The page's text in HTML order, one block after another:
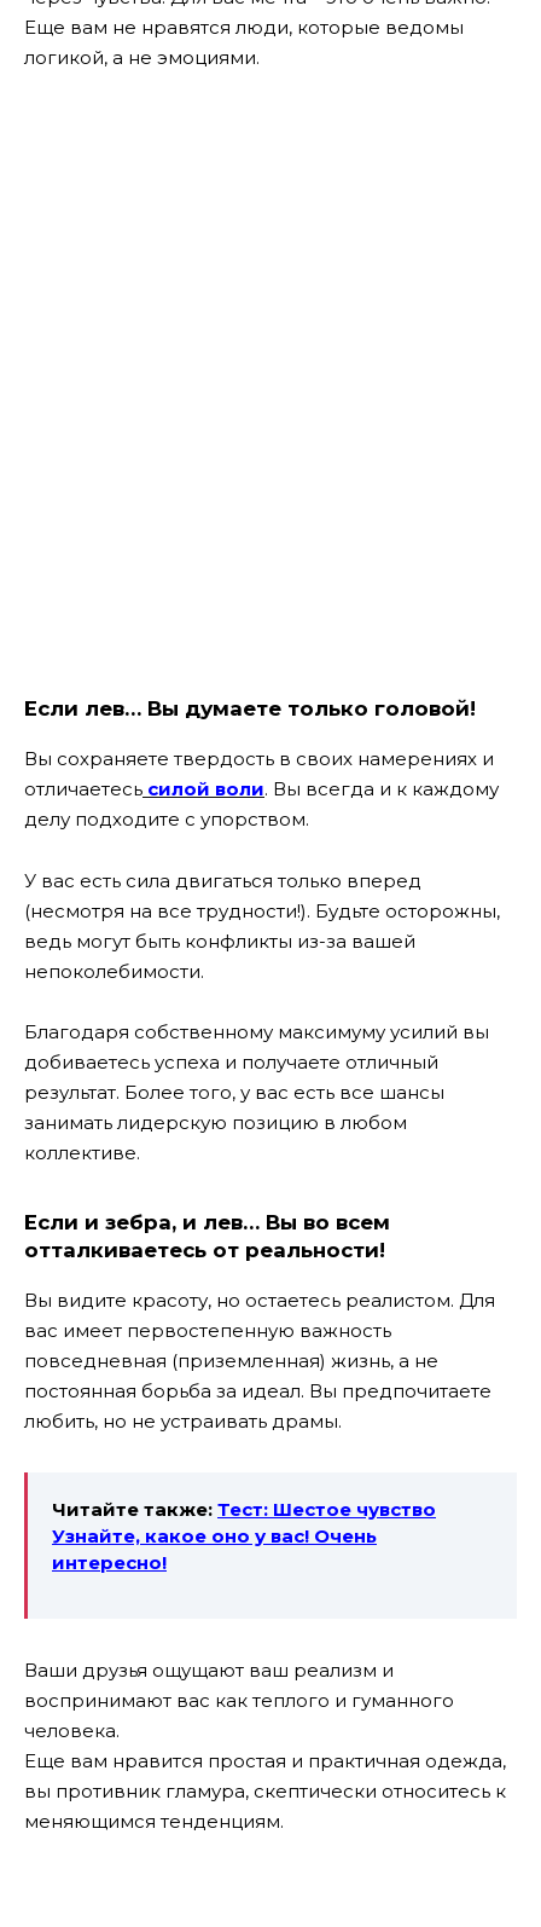
Еще вам не нравятся люди, которые ведомы
логикой, а не эмоциями.
Если лев… Вы думаете только головой!
Вы сохраняете твердость в своих намерениях и
отличаетесь силой воли. Вы всегда и к каждому
делу подходите с упорством.
У вас есть сила двигаться только вперед
(несмотря на все трудности!). Будьте осторожны,
ведь могут быть конфликты из-за вашей
непоколебимости.
Благодаря собственному максимуму усилий вы
добиваетесь успеха и получаете отличный
результат. Более того, у вас есть все шансы
занимать лидерскую позицию в любом
коллективе.
Если и зебра, и лев… Вы во всем
отталкиваетесь от реальности!
Вы видите красоту, но остаетесь реалистом. Для
вас имеет первостепенную важность
повседневная (приземленная) жизнь, а не
постоянная борьба за идеал. Вы предпочитаете
любить, но не устраивать драмы.
Читайте также: Тест: Шестое чувство
Узнайте, какое оно у вас! Очень
интересно!
Ваши друзья ощущают ваш реализм и
воспринимают вас как теплого и гуманного
человека.
Еще вам нравится простая и практичная одежда,
вы противник гламура, скептически относитесь к
меняющимся тенденциям.